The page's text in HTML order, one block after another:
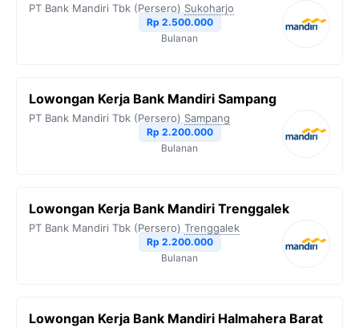
PT Bank Mandiri Tbk (Persero) Sukoharjo
Rp 2.500.000
Bulanan
Lowongan Kerja Bank Mandiri Sampang
PT Bank Mandiri Tbk (Persero) Sampang
Rp 2.200.000
Bulanan
Lowongan Kerja Bank Mandiri Trenggalek
PT Bank Mandiri Tbk (Persero) Trenggalek
Rp 2.200.000
Bulanan
Lowongan Kerja Bank Mandiri Halmahera Barat